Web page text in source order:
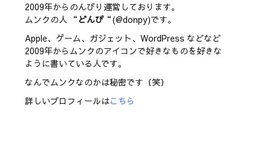
2009年からのんびり運営しております。
ムンクの人 “ どんぴ“(@donpy)です。
Apple、ゲーム、ガジェット、WordPress などなど
2009年からムンクのアイコンで好きなものを好きな
ように書いている人です。
なんでムンクなのかは秘密です（笑）
詳しいプロフィールはこちら